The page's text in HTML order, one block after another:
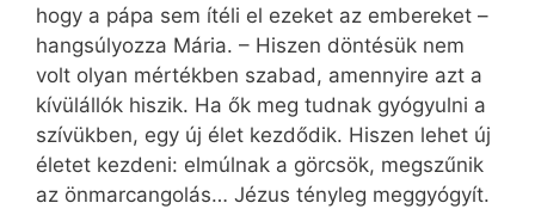
hogy a pápa sem ítéli el ezeket az embereket –
hangsúlyozza Mária. – Hiszen döntésük nem
volt olyan mértékben szabad, amennyire azt a
kívülállók hiszik. Ha ők meg tudnak gyógyulni a
szívükben, egy új élet kezdődik. Hiszen lehet új
életet kezdeni: elmúlnak a görcsök, megszűnik
az önmarcangolás… Jézus tényleg meggyógyít.